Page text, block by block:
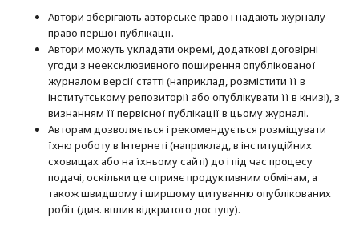
Автори зберігають авторське право і надають журналу
право першої публі­кації.
Автори можуть укладати окремі, додат­кові договірні
угоди з неексклюзив­ного поширення опублікованої
журналом версії статті (наприклад, розмістити її в
інститутському репозиторії або опубліку­вати її в книзі), з
визнанням її первісної публікації в цьому журналі.
Авторам дозволяється і рекомендується розміщувати
їхню роботу в Інтернеті (наприклад, в інституційних
сховищах або на їхньому сайті) до і під час процесу
подачі, оскільки це сприяє продуктивним обмінам, а
також швидшому і ширшому цитуванню опубліко­ва­них
робіт (див. вплив відкритого доступу).